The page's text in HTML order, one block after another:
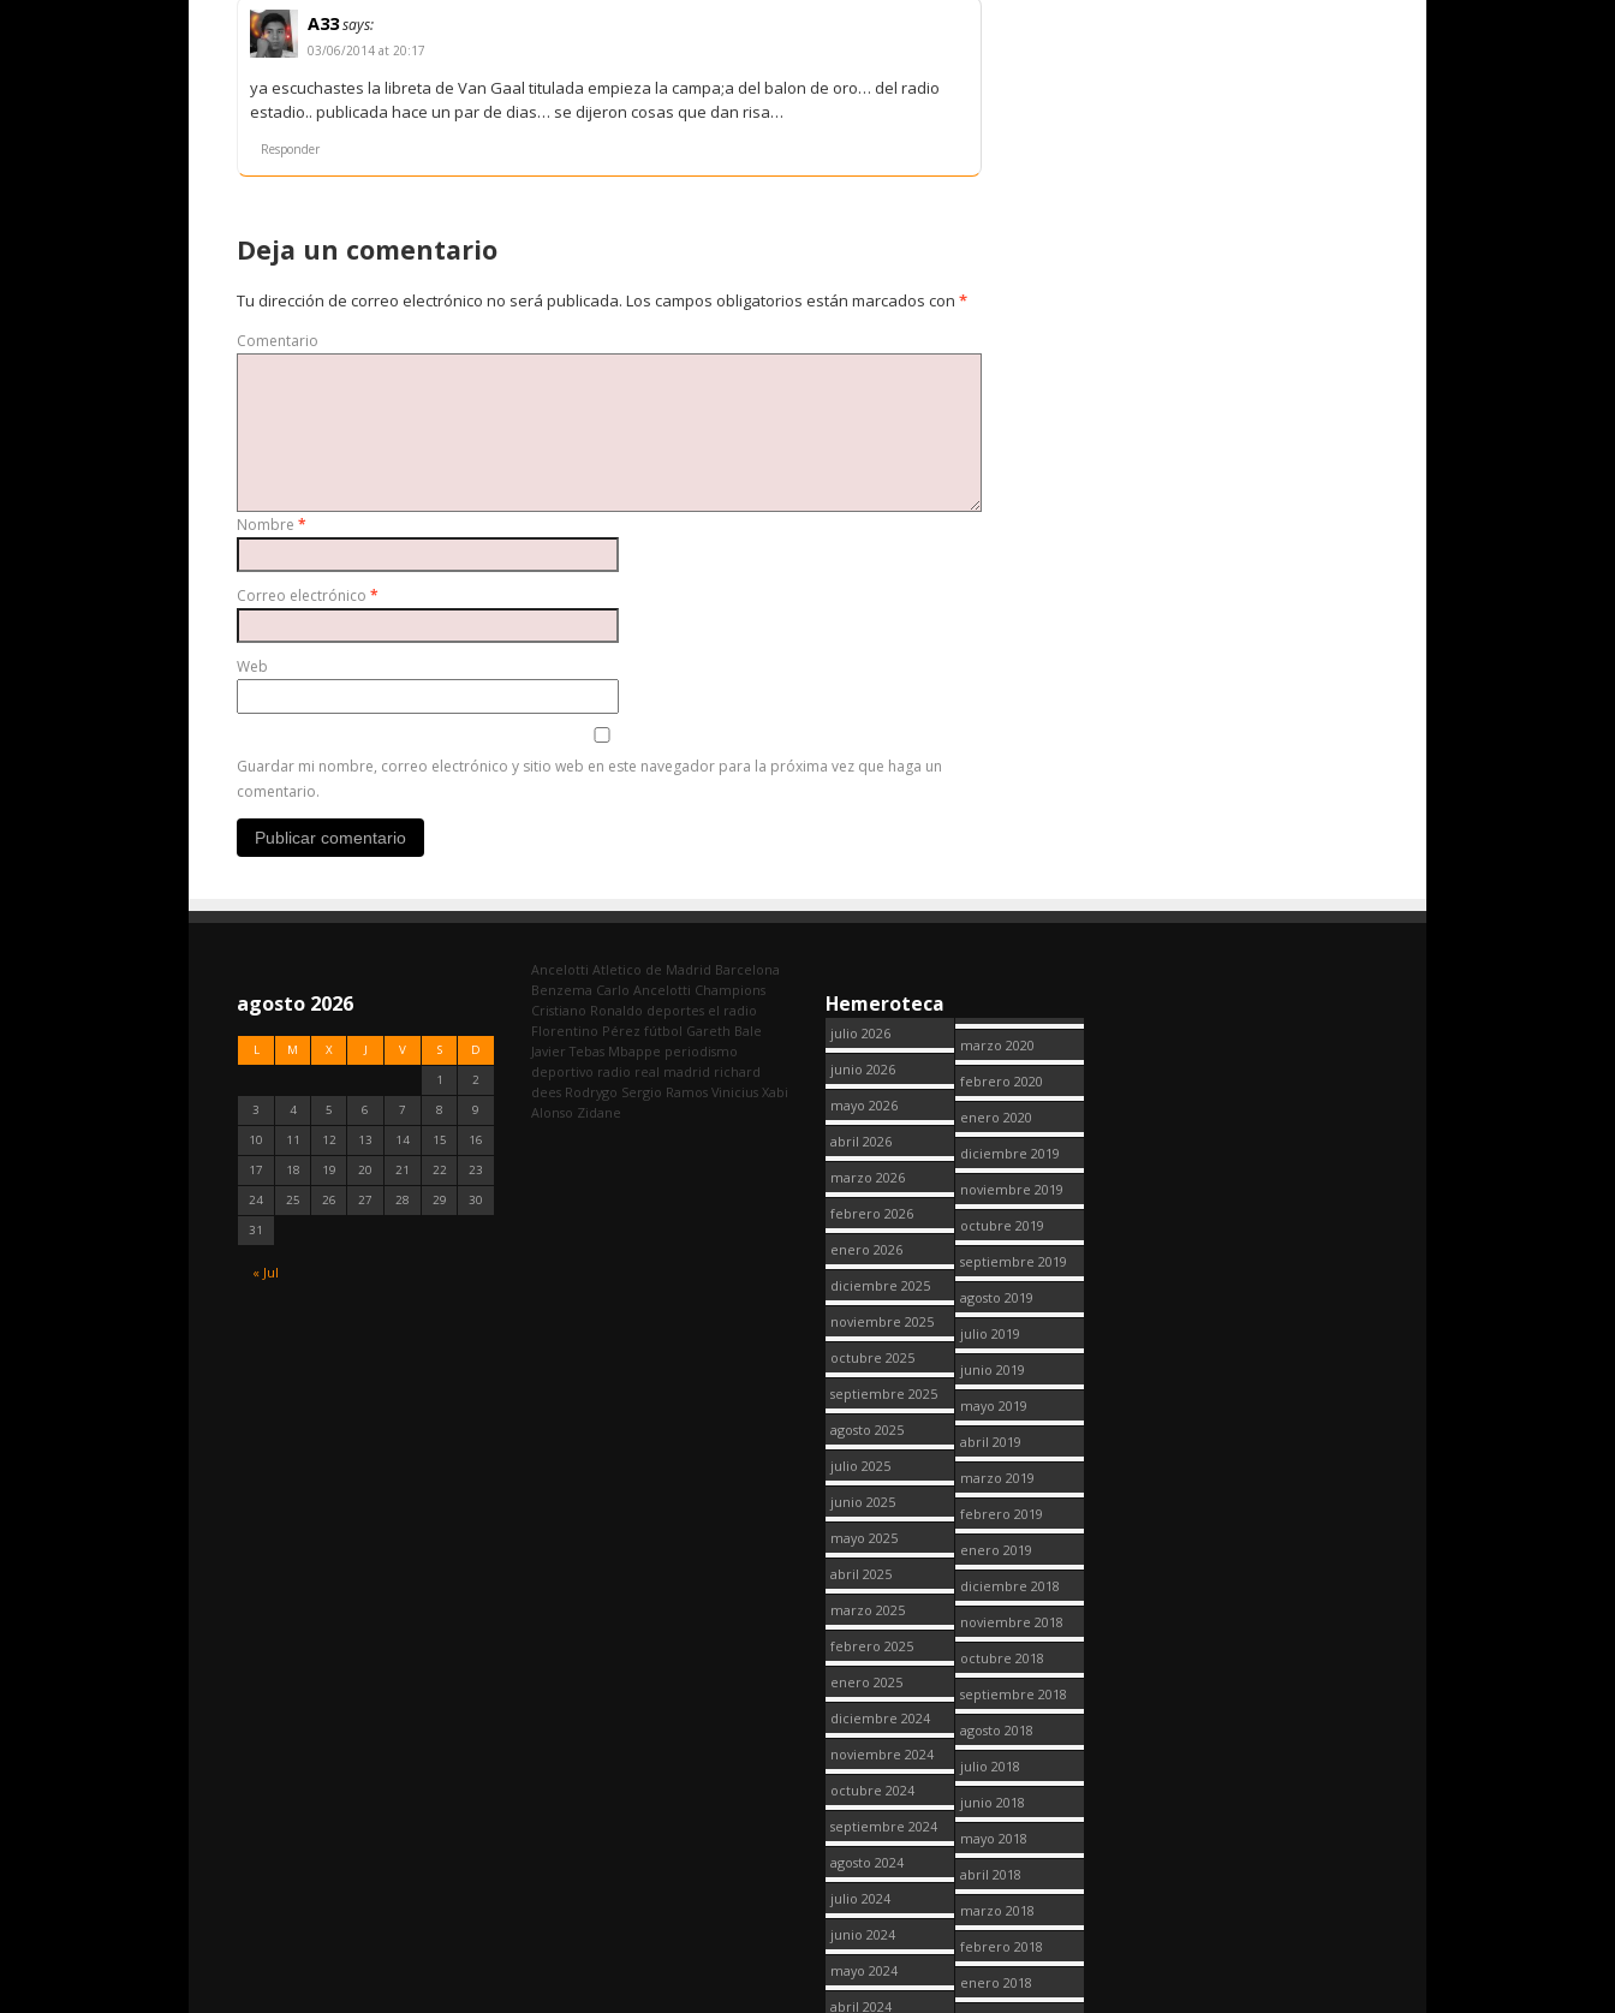
A33says:
03/06/2014 at 20:17
ya escuchastes la libreta de Van Gaal titulada empieza la campa;a del balon de oro… del radio
estadio.. publicada hace un par de dias… se dijeron cosas que dan risa…
Responder
Deja un comentario
Tu dirección de correo electrónico no será publicada. Los campos obligatorios están marcados con *
Comentario
Nombre *
Correo electrónico *
Web
Guardar mi nombre, correo electrónico y sitio web en este navegador para la próxima vez que haga un
comentario.
agosto 2026
L M X J V S D
« Jul
1
2
3
4 5 6 7 8
9
10
11 12 13 14 15
16
17
18 19 20 21 22
23
24
25 26 27 28 29
30
31
Ancelotti Atletico de Madrid Barcelona
Benzema Carlo Ancelotti Champions
Cristiano Ronaldo deportes el radio
Florentino Pérez fútbol Gareth Bale
Javier Tebas Mbappe periodismo
deportivo radio real madrid richard
dees Rodrygo Sergio Ramos Vinicius Xabi
Alonso Zidane
Hemeroteca
julio 2026
junio 2026
mayo 2026
abril 2026
marzo 2026
febrero 2026
enero 2026
diciembre 2025
noviembre 2025
octubre 2025
septiembre 2025
agosto 2025
julio 2025
junio 2025
mayo 2025
abril 2025
marzo 2025
febrero 2025
enero 2025
diciembre 2024
noviembre 2024
octubre 2024
septiembre 2024
agosto 2024
julio 2024
junio 2024
mayo 2024
abril 2024
marzo 2020
febrero 2020
enero 2020
diciembre 2019
noviembre 2019
octubre 2019
septiembre 2019
agosto 2019
julio 2019
junio 2019
mayo 2019
abril 2019
marzo 2019
febrero 2019
enero 2019
diciembre 2018
noviembre 2018
octubre 2018
septiembre 2018
agosto 2018
julio 2018
junio 2018
mayo 2018
abril 2018
marzo 2018
febrero 2018
enero 2018